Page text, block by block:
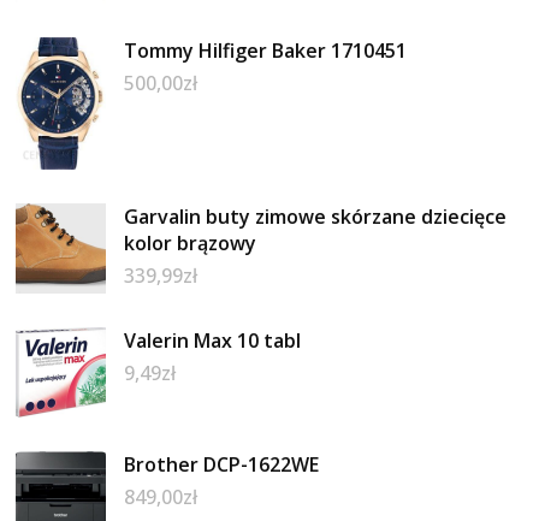
Tommy Hilfiger Baker 1710451
500,00zł
Garvalin buty zimowe skórzane dziecięce
kolor brązowy
339,99zł
Valerin Max 10 tabl
9,49zł
Brother DCP-1622WE
849,00zł